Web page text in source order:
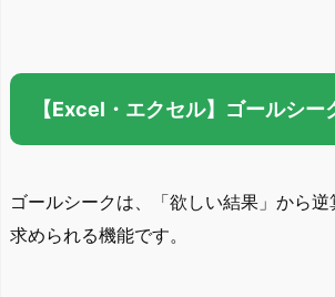
【Excel・エクセル】ゴールシー
ゴールシークは、「欲しい結果」から
求められる機能です。